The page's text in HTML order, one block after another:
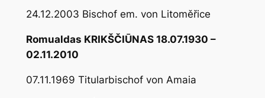
24.12.2003 Bischof em. von Litoměřice
Romualdas KRIKŠČIŪNAS 18.07.1930 –
02.11.2010
07.11.1969 Titularbischof von Amaia